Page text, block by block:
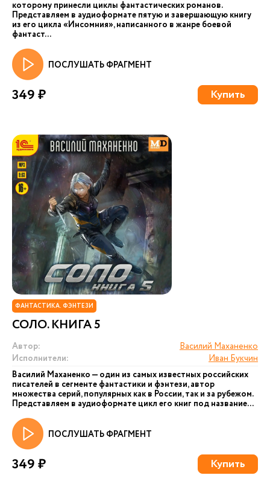
которому принесли циклы фантастических романов.
Представляем в аудиоформате пятую и завершающую книгу
из его цикла «Инсомния», написанного в жанре боевой
фантаст...
ПОСЛУШАТЬ ФРАГМЕНТ
349 ₽ Купить
ФАНТАСТИКА. ФЭНТЕЗИ
СОЛО. КНИГА 5
Автор:
Василий Маханенко
Исполнители:
Иван Букчин
Василий Маханенко — один из самых известных российских
писателей в сегменте фантастики и фэнтези, автор
множества серий, популярных как в России, так и за рубежом.
Представляем в аудиоформате цикл его книг под название...
ПОСЛУШАТЬ ФРАГМЕНТ
349 ₽ Купить